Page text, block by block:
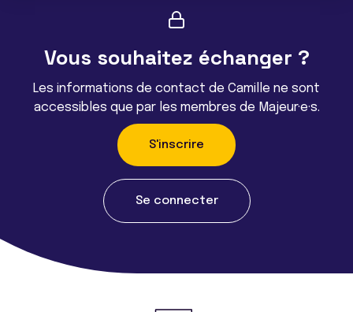
Vous souhaitez échanger ?
Les informations de contact de Camille ne sont
accessibles que par les membres de Majeur·e·s.
S'inscrire
Se connecter